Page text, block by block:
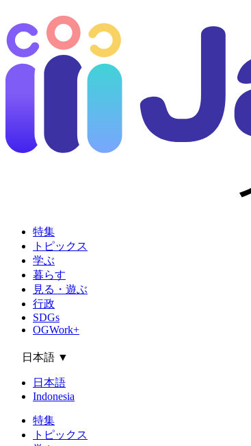
特集
トピックス
学ぶ
暮らす
見る・遊ぶ
行政
SDGs
OGWork+
日本語 ▼
日本語
Indonesia
特集
トピックス